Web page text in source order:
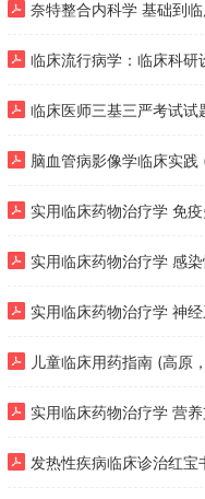
奈特整合内科学 基础到临床 -- 原著主编【美】BryanC_Leppert 原著副主编【美】ChristopherR_Kelly 主译李海潮_杨莉 -- 2023 -- 北京大学医学出版社 --
临床流行病学：临床科研设计、测量与评价第5版 (
临床医师三基三严考试
脑血管病影像学临床实践 (（美）瓦尔M.
实用临床药物治疗学 免疫失调 (（美）卡罗琳·S.扎因得（Caroline·S.Zeind）主
实用临床药物治疗学 感染性疾病 (（美）卡罗琳·S.扎因得（Caroline·S.Zeind）主编
实用临床药物治疗学 神经系统疾病 (（美）卡罗琳·S.扎因得（Caroline·S.Zeind
儿童临床用药指南 (高原，张晓
实用临床药物治疗学 营养支持 (（美）卡罗琳·S.扎因得（Caroline·S.Zeind
发热性疾病临床诊治红宝书 (张